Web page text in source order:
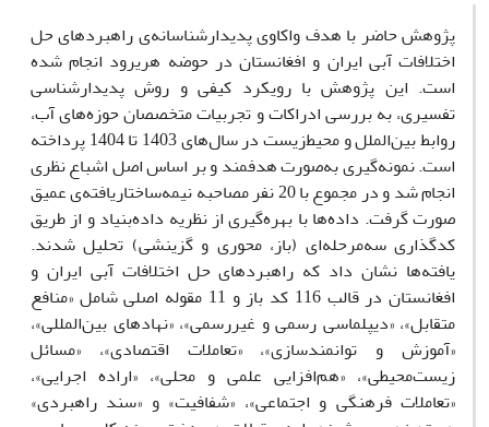
پژوهش حاضر با هدف واکاوی پدیدارشناسانه‌ی راهبردهای حل
اختلافات آبی ایران و افغانستان در حوضه هریرود انجام شده
است. این پژوهش با رویکرد کیفی و روش پدیدارشناسی
تفسیری، به بررسی ادراکات و تجربیات متخصصان حوزه‌های آب،
روابط بین‌الملل و محیط‌زیست در سال‌های 1403 تا 1404 پرداخته
است. نمونه‌گیری به‌صورت هدفمند و بر اساس اصل اشباع نظری
انجام شد و در مجموع با 20 نفر مصاحبه نیمه‌ساختاریافته‌ی عمیق
صورت گرفت. داده‌ها با بهره‌گیری از نظریه داده‌بنیاد و از طریق
کدگذاری سه‌مرحله‌ای (باز، محوری و گزینشی) تحلیل شدند.
یافته‌ها نشان داد که راهبردهای حل اختلافات آبی ایران و
افغانستان در قالب 116 کد باز و 11 مقوله اصلی شامل «منافع
متقابل»، «دیپلماسی رسمی و غیررسمی»، «نهادهای بین‌المللی»،
«آموزش و توانمندسازی»، «تعاملات اقتصادی»، «مسائل
زیست‌محیطی»، «هم‌افزایی علمی و محلی»، «اراده اجرایی»،
«تعاملات فرهنگی و اجتماعی»، «شفافیت» و «سند راهبردی»